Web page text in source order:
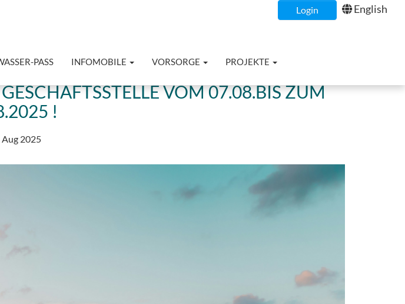
Login English
PASS INFOMOBILE VORSORGE PROJEKTE
VOM 07.08.BIS ZUM
!
Aug 2025